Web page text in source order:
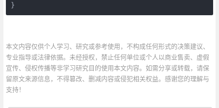
}
本文内容仅供个人学习、研究或参考使用，不构成任何形式的决策建议、
专业指导或法律依据。未经授权，禁止任何单位或个人以商业售卖、虚假
宣传、侵权传播等非学习研究目的使用本文内容。如需分享或转载，请保
留原文来源信息，不得篡改、删减内容或侵犯相关权益。感谢您的理解与
支持！